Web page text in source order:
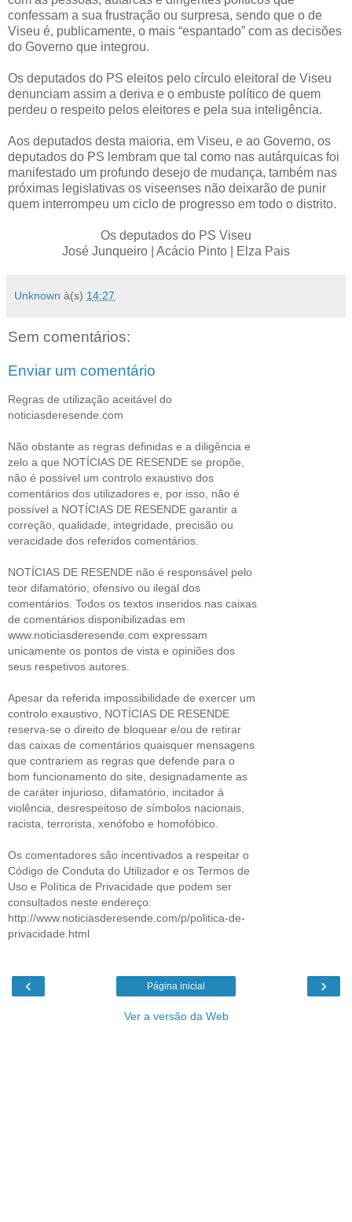
confessam a sua frustração ou surpresa, sendo que o de
Viseu é, publicamente, o mais “espantado” com as decisões
do Governo que integrou.
Os deputados do PS eleitos pelo círculo eleitoral de Viseu
denunciam assim a deriva e o embuste político de quem
perdeu o respeito pelos eleitores e pela sua inteligência.
Aos deputados desta maioria, em Viseu, e ao Governo, os
deputados do PS lembram que tal como nas autárquicas foi
manifestado um profundo desejo de mudança, também nas
próximas legislativas os viseenses não deixarão de punir
quem interrompeu um ciclo de progresso em todo o distrito.
Os deputados do PS Viseu
José Junqueiro | Acácio Pinto | Elza Pais
Unknown à(s) 14:27
Sem comentários:
Enviar um comentário
Regras de utilização aceitável do
noticiasderesende.com
Não obstante as regras definidas e a diligência e
zelo a que NOTÍCIAS DE RESENDE se propõe,
não é possível um controlo exaustivo dos
comentários dos utilizadores e, por isso, não é
possível a NOTÍCIAS DE RESENDE garantir a
correção, qualidade, integridade, precisão ou
veracidade dos referidos comentários.
NOTÍCIAS DE RESENDE não é responsável pelo
teor difamatório, ofensivo ou ilegal dos
comentários. Todos os textos inseridos nas caixas
de comentários disponibilizadas em
www.noticiasderesende.com expressam
unicamente os pontos de vista e opiniões dos
seus respetivos autores.
Apesar da referida impossibilidade de exercer um
controlo exaustivo, NOTÍCIAS DE RESENDE
reserva-se o direito de bloquear e/ou de retirar
das caixas de comentários quaisquer mensagens
que contrariem as regras que defende para o
bom funcionamento do site, designadamente as
de caráter injurioso, difamatório, incitador à
violência, desrespeitoso de símbolos nacionais,
racista, terrorista, xenófobo e homofóbico.
Os comentadores são incentivados a respeitar o
Código de Conduta do Utilizador e os Termos de
Uso e Política de Privacidade que podem ser
consultados neste endereço:
http://www.noticiasderesende.com/p/politica-de-
privacidade.html
‹ ›
Página inicial
Ver a versão da Web